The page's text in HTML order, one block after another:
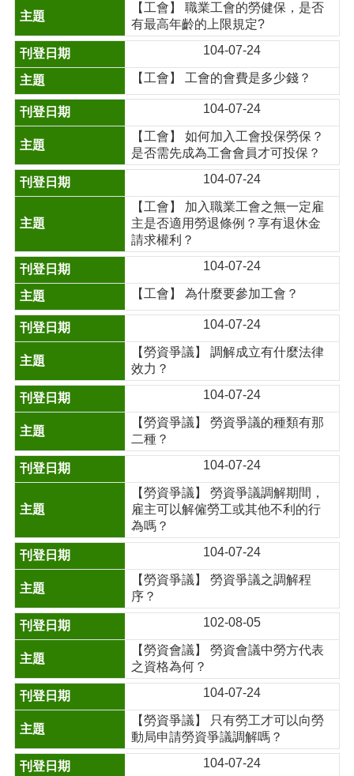
【工會】 職業工會的勞健保，是否
有最高年齡的上限規定?
104-07-24
【工會】 工會的會費是多少錢？
104-07-24
【工會】 如何加入工會投保勞保？
是否需先成為工會會員才可投保？
104-07-24
【工會】 加入職業工會之無一定雇
主是否適用勞退條例？享有退休金
請求權利？
104-07-24
【工會】 為什麼要參加工會？
104-07-24
【勞資爭議】 調解成立有什麼法律
效力？
104-07-24
【勞資爭議】 勞資爭議的種類有那
二種？
104-07-24
【勞資爭議】 勞資爭議調解期間，
雇主可以解僱勞工或其他不利的行
為嗎？
104-07-24
【勞資爭議】 勞資爭議之調解程
序？
102-08-05
【勞資會議】 勞資會議中勞方代表
之資格為何？
104-07-24
【勞資爭議】 只有勞工才可以向勞
動局申請勞資爭議調解嗎？
104-07-24